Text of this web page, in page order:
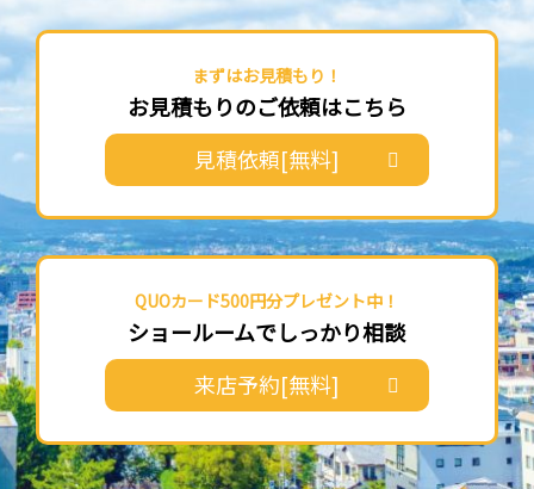
まずはお見積もり！
お見積もりのご依頼はこちら
見積依頼[無料]
QUOカード500円分プレゼント中！
ショールームでしっかり相談
来店予約[無料]